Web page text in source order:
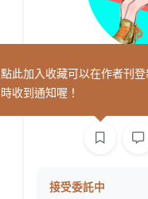
接受委託中
點此加入收藏可以在作者刊
時收到通知喔！